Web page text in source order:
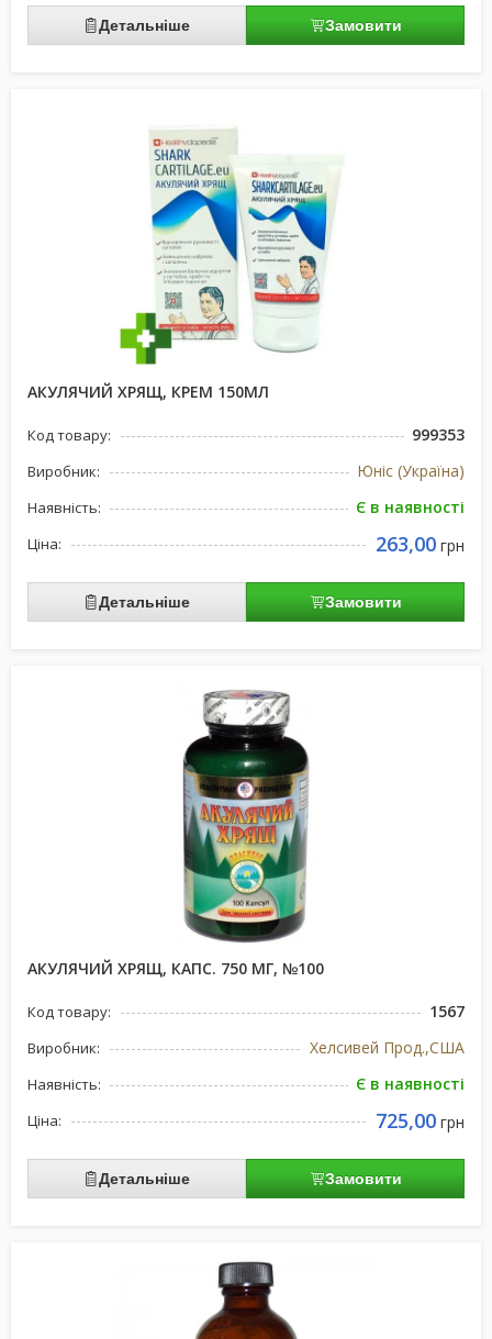
Детальніше Замовити
АКУЛЯЧИЙ ХРЯЩ, КРЕМ 150МЛ
Код товару: 999353
Виробник: Юніс (Україна)
Наявність: Є в наявності
Ціна: 263,00 грн
Детальніше Замовити
АКУЛЯЧИЙ ХРЯЩ, КАПС. 750 МГ, №100
Код товару: 1567
Виробник: Хелсивей Прод.,США
Наявність: Є в наявності
Ціна: 725,00 грн
Детальніше Замовити